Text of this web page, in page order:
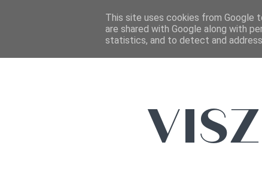
This site uses cookies from Google
are shared with Google along with
statistics, and to detect and